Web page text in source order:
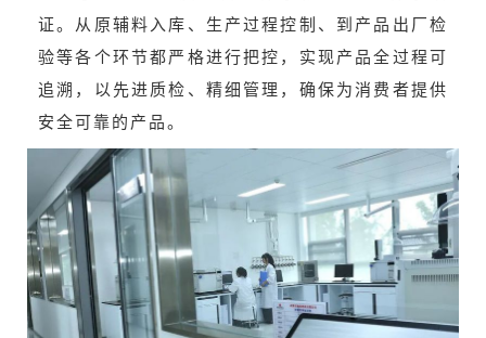
证。从原辅料入库、生产过程控制、到产品出厂检
验等各个环节都严格进行把控，实现产品全过程可
追溯，以先进质检、精细管理，确保为消费者提供
安全可靠的产品。